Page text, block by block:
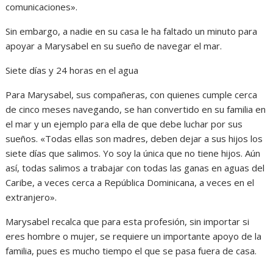
comunicaciones».
Sin embargo, a nadie en su casa le ha faltado un minuto para
apoyar a Marysabel en su sueño de navegar el mar.
Siete días y 24 horas en el agua
Para Marysabel, sus compañeras, con quienes cumple cerca
de cinco meses navegando, se han convertido en su familia en
el mar y un ejemplo para ella de que debe luchar por sus
sueños. «Todas ellas son madres, deben dejar a sus hijos los
siete días que salimos. Yo soy la única que no tiene hijos. Aún
así, todas salimos a trabajar con todas las ganas en aguas del
Caribe, a veces cerca a República Dominicana, a veces en el
extranjero».
Marysabel recalca que para esta profesión, sin importar si
eres hombre o mujer, se requiere un importante apoyo de la
familia, pues es mucho tiempo el que se pasa fuera de casa.